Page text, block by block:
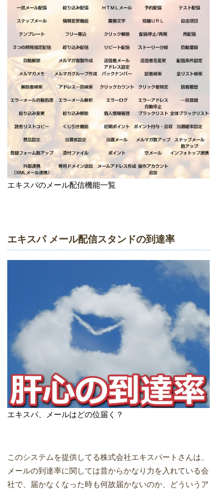
エキスパのメール配信機能一覧
エキスパ メール配信スタンドの到達率
エキスパ、メールはどの位届く？
このシステムを提供してる株式会社エキスパートさんは、
メールの到達率に関しては昔からかなり力を入れている会
社で、届かなくなった時も何故届かないのか、どういうア